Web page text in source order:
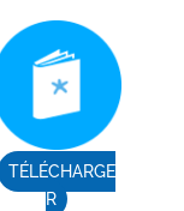
TÉLÉCHARGE
R